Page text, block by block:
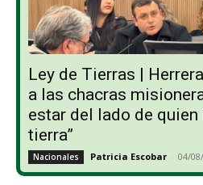
Ley de Tierras |
a las chacras
estar del lado de quien
tierra”
Nacionales Patricia Escobar - 04/